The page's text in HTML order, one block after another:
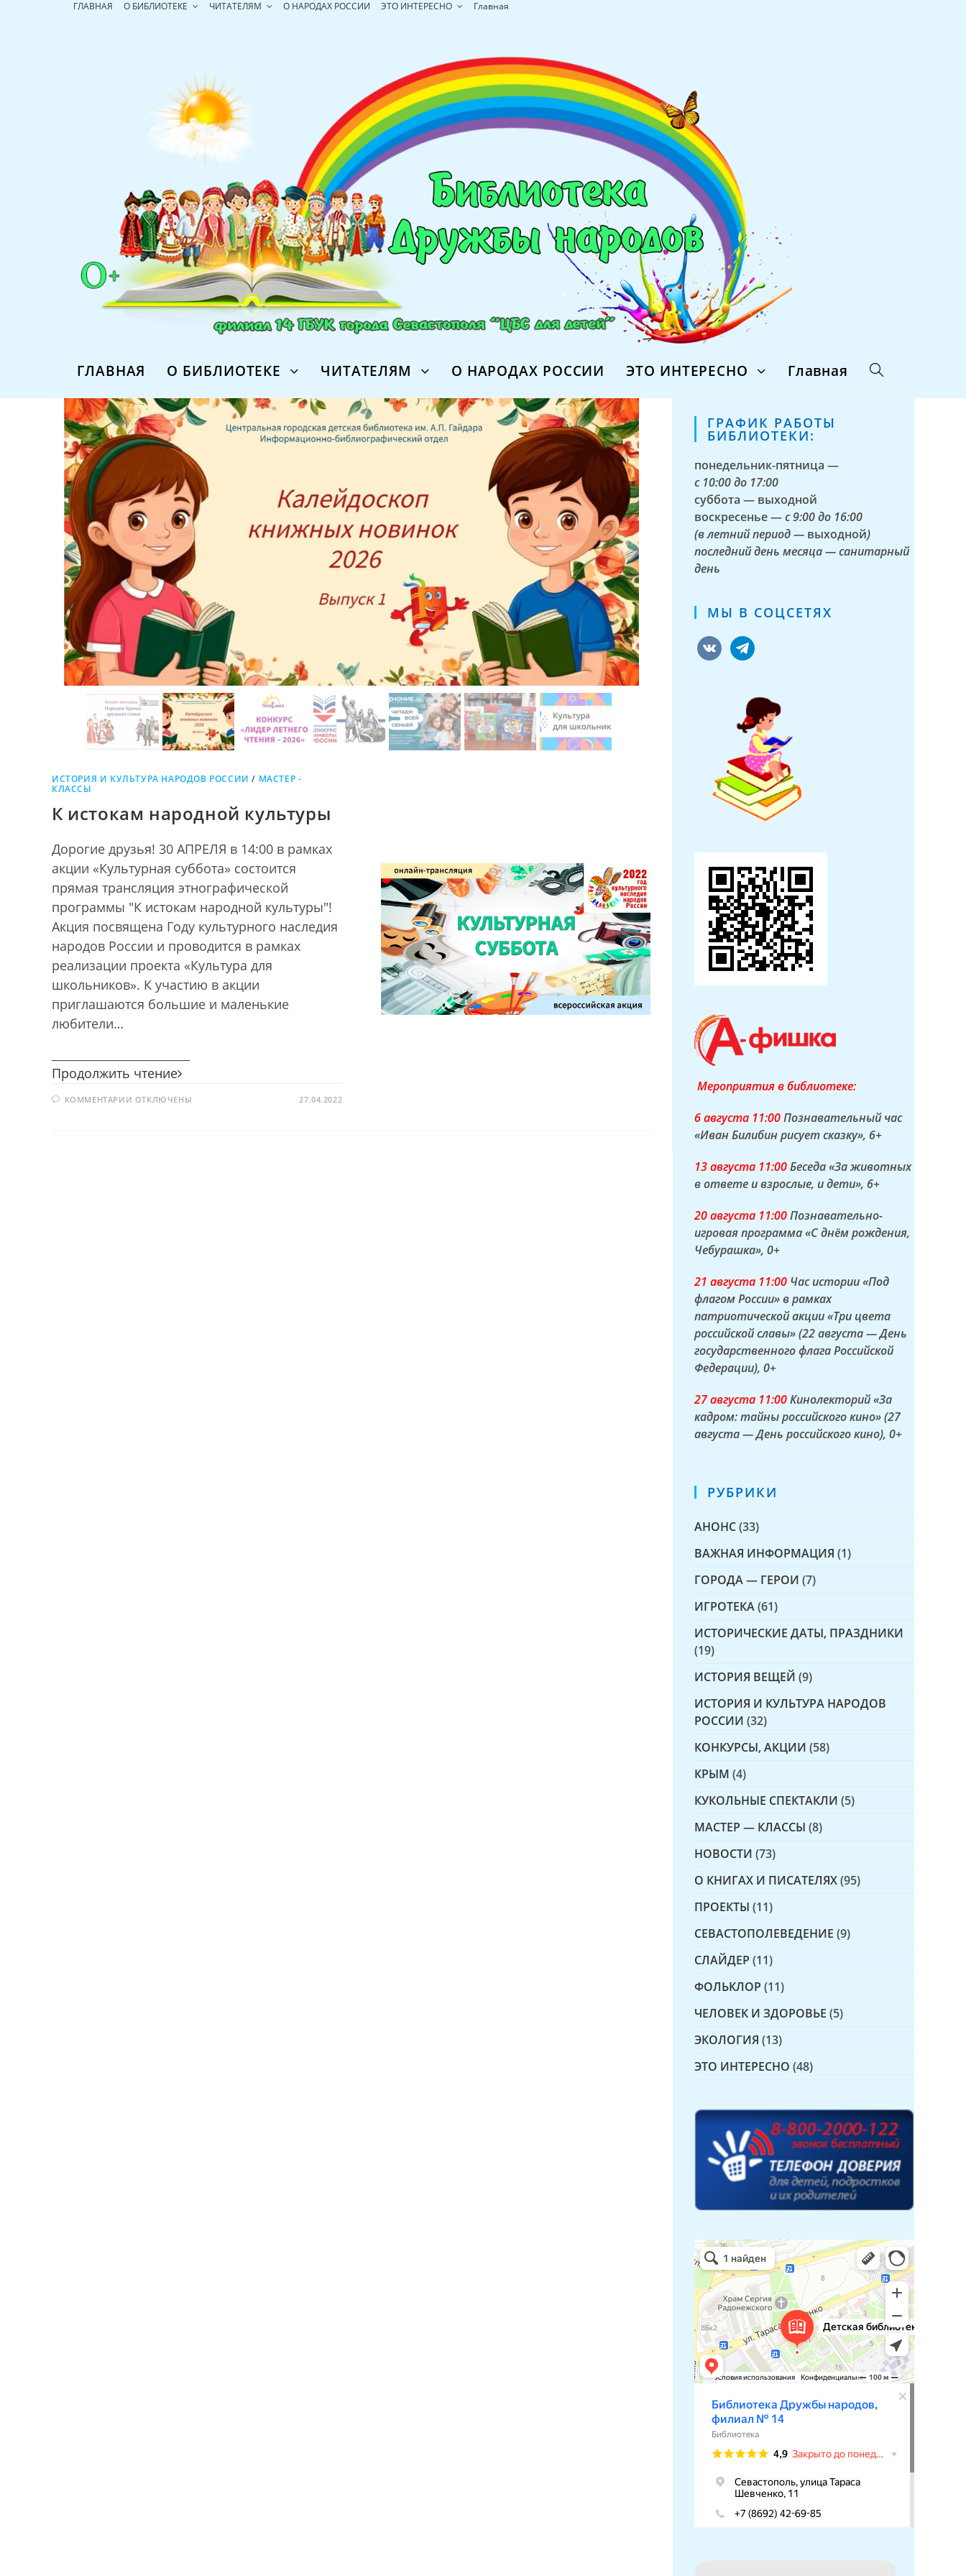
ГЛАВНАЯ О БИБЛИОТЕКЕ ЧИТАТЕЛЯМ О НАРОДАХ РОССИИ ЭТО ИНТЕРЕСНО Главная
ГЛАВНАЯ О БИБЛИОТЕКЕ ЧИТАТЕЛЯМ О НАРОДАХ РОССИИ ЭТО ИНТЕРЕСНО Главная
ИСТОРИЯ И КУЛЬТУРА НАРОДОВ РОССИИ / МАСТЕР -
КЛАССЫ
К истокам народной культуры
Дорогие друзья! 30 АПРЕЛЯ в 14:00 в рамках
акции «Культурная суббота» состоится
прямая трансляция этнографической
программы "К истокам народной культуры"!
Акция посвящена Году культурного наследия
народов России и проводится в рамках
реализации проекта «Культура для
школьников». К участию в акции
приглашаются большие и маленькие
любители…
Продолжить чтение К
народной
КОММЕНТАРИИ КОТКЛЮЧЕНЫ 27.04.2022
ГРАФИК РАБОТЫ
БИБЛИОТЕКИ:
понедельник-пятница —
с 10:00 до 17:00
суббота — выходной
воскресенье —с 9:00 до 16:00
(в летний период — выходной)
последний день месяца — санитарный
день
МЫ В СОЦСЕТЯХ
vkontaktetelegram
Мероприятия в библиотеке:
6 августа 11:00Познавательный час
«Иван Билибин рисует сказку», 6+
13 августа 11:00Беседа «За животных
в ответе и взрослые, и дети», 6+
20 августа 11:00Познавательно-
игровая программа «С днём рождения,
Чебурашка», 0+
21 августа 11:00 Час истории «Под
флагом России» в рамках
патриотической акции «Три цвета
российской славы» (22 августа — День
государственного флага Российской
Федерации), 0+
27 августа 11:00Кинолекторий «За
кадром: тайны российского кино» (27
августа — День российского кино), 0+
РУБРИКИ
АНОНС(33)
ВАЖНАЯ ИНФОРМАЦИЯ (1)
ГОРОДА — ГЕРОИ (7)
ИГРОТЕКА(61)
ИСТОРИЧЕСКИЕ ДАТЫ, ПРАЗДНИКИ
(19)
ИСТОРИЯ ВЕЩЕЙ (9)
ИСТОРИЯ И КУЛЬТУРА НАРОДОВ
РОССИИ (32)
КОНКУРСЫ, АКЦИИ (58)
КРЫМ (4)
КУКОЛЬНЫЕ СПЕКТАКЛИ (5)
МАСТЕР — КЛАССЫ (8)
НОВОСТИ (73)
О КНИГАХ И ПИСАТЕЛЯХ(95)
ПРОЕКТЫ (11)
СЕВАСТОПОЛЕВЕДЕНИЕ (9)
СЛАЙДЕР (11)
ФОЛЬКЛОР (11)
ЧЕЛОВЕК И ЗДОРОВЬЕ (5)
ЭКОЛОГИЯ (13)
ЭТО ИНТЕРЕСНО (48)
Детская библиотека № 14 Дружбы народов
Библиотека в Севастополе